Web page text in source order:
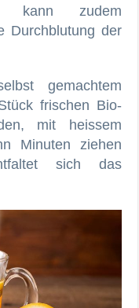
kann zudem
Durchblutung der
gemachtem
frischen Bio-
mit heissem
Minuten ziehen
sich das